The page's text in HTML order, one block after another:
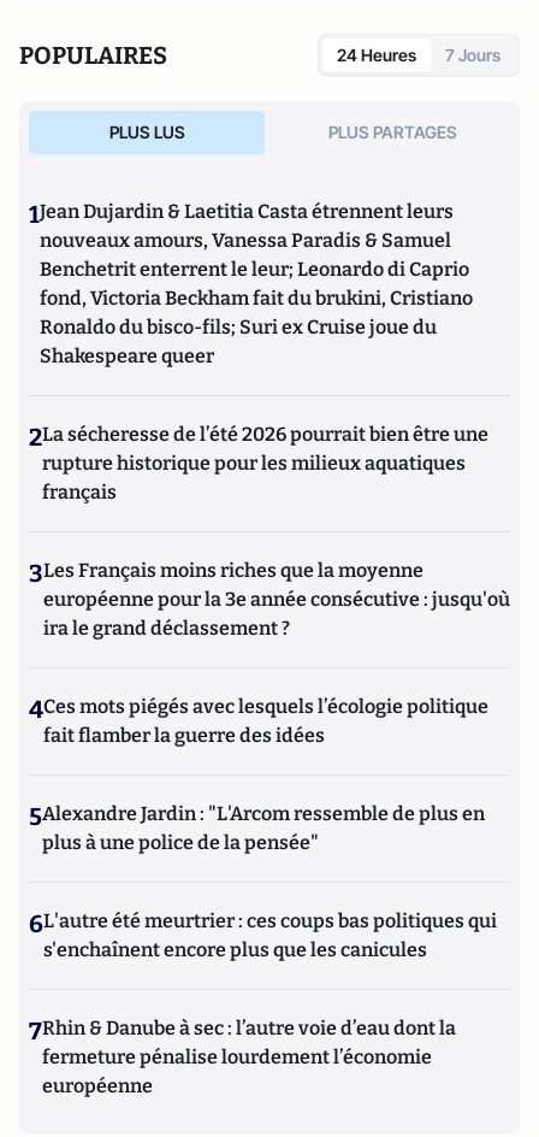
POPULAIRES 24 Heures 7 Jours
PLUS LUS PLUS PARTAGES
1Jean Dujardin & Laetitia Casta étrennent leurs
nouveaux amours, Vanessa Paradis & Samuel
Benchetrit enterrent le leur; Leonardo di Caprio
fond, Victoria Beckham fait du brukini, Cristiano
Ronaldo du bisco-fils; Suri ex Cruise joue du
Shakespeare queer
2La sécheresse de l’été 2026 pourrait bien être une
rupture historique pour les milieux aquatiques
français
3Les Français moins riches que la moyenne
européenne pour la 3e année consécutive : jusqu'où
ira le grand déclassement ?
4Ces mots piégés avec lesquels l’écologie politique
fait flamber la guerre des idées
5Alexandre Jardin : "L'Arcom ressemble de plus en
plus à une police de la pensée"
6L'autre été meurtrier : ces coups bas politiques qui
s'enchaînent encore plus que les canicules
7Rhin & Danube à sec : l’autre voie d’eau dont la
fermeture pénalise lourdement l’économie
européenne